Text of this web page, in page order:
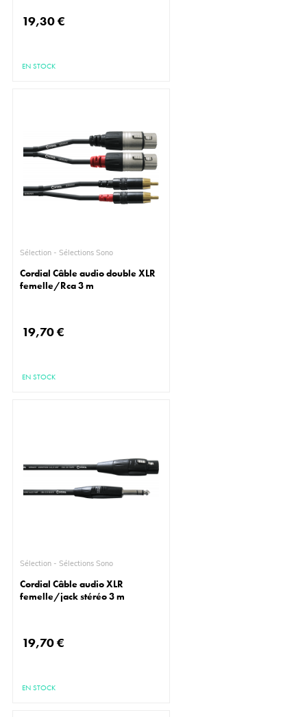
19,30 €
EN STOCK
Sélection - Sélections Sono
Cordial Câble audio double XLR
femelle/Rca 3 m
19,70 €
EN STOCK
Sélection - Sélections Sono
Cordial Câble audio XLR
femelle/jack stéréo 3 m
19,70 €
EN STOCK